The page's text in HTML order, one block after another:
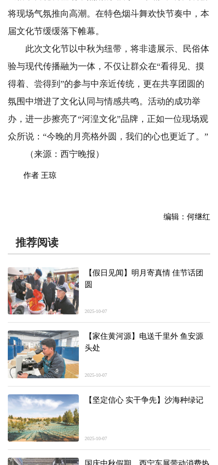
将现场气氛推向高潮。在特色烟斗舞欢快节奏中，本
届文化节缓缓落下帷幕。
此次文化节以中秋为纽带，将非遗展示、民俗体
验与现代传播融为一体，不仅让群众在“看得见、摸
得着、尝得到”的参与中亲近传统，更在共享团圆的
氛围中增进了文化认同与情感共鸣。活动的成功举
办，进一步擦亮了“河湟文化”品牌，正如一位现场观
众所说：“今晚的月亮格外圆，我们的心也更近了。”
（来源：西宁晚报）
作者 王琼
编辑：何继红
推荐阅读
【假日见闻】明月寄真情 佳节话团
圆
2025-10-07
【家住黄河源】电送千里外 鱼安源
头处
2025-10-07
【坚定信心 实干争先】沙海种绿记
2025-10-07